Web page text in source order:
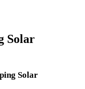
Solar
Solar